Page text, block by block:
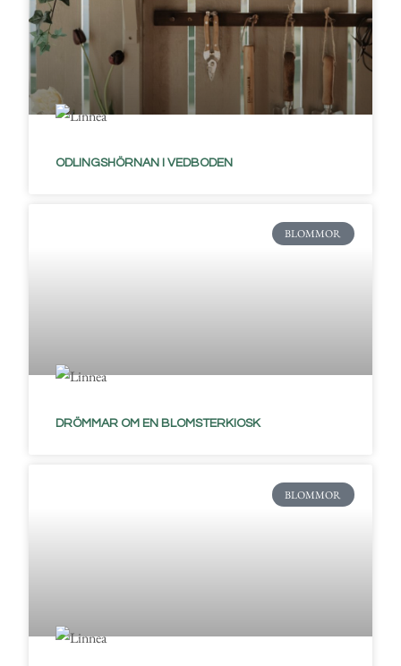
ODLINGSHÖRNAN I VEDBODEN
BLOMMOR
DRÖMMAR OM EN BLOMSTERKIOSK
BLOMMOR